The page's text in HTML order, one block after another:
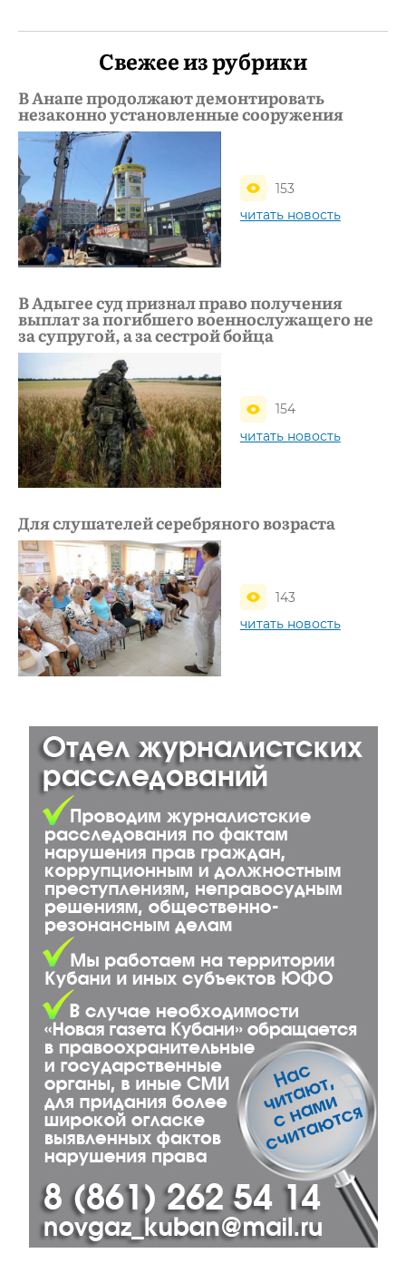
Свежее из рубрики
В Анапе продолжают демонтировать
незаконно установленные сооружения
153
читать новость
В Адыгее суд признал право получения
выплат за погибшего военнослужащего не
за супругой, а за сестрой бойца
154
читать новость
Для слушателей серебряного возраста
143
читать новость